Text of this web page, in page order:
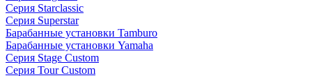
Серия Starclassic
Серия Superstar
Барабанные установки Tamburo
Барабанные установки Yamaha
Серия Stage Custom
Серия Tour Custom